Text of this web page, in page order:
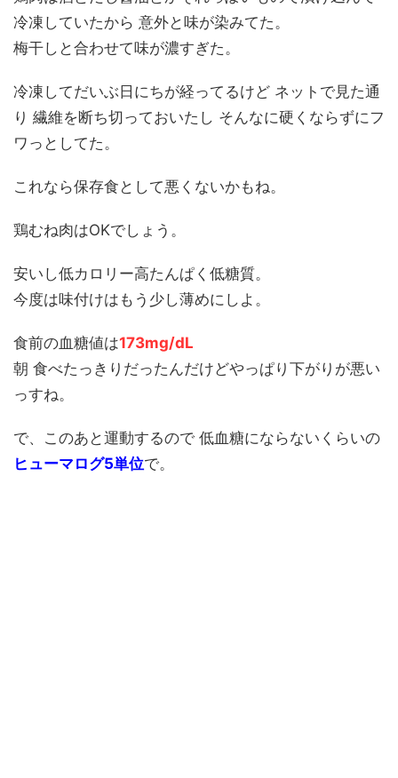
冷凍していたから 意外と味が染みてた。
梅干しと合わせて味が濃すぎた。
冷凍してだいぶ日にちが経ってるけど ネットで見た通
り 繊維を断ち切っておいたし そんなに硬くならずにフ
ワっとしてた。
これなら保存食として悪くないかもね。
鶏むね肉はOKでしょう。
安いし低カロリー高たんぱく低糖質。
今度は味付けはもう少し薄めにしよ。
食前の血糖値は173mg/dL
朝 食べたっきりだったんだけどやっぱり下がりが悪い
っすね。
で、このあと運動するので 低血糖にならないくらいの
ヒューマログ5単位で。